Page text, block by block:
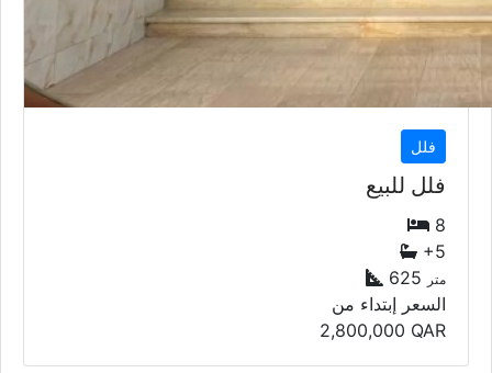
فلل
فلل للبيع
8
+5
625
متر
السعر إبتداء من
2,800,000 QAR